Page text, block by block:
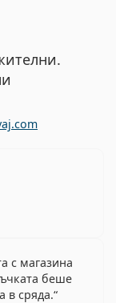
с магазина
беше
в сряда.